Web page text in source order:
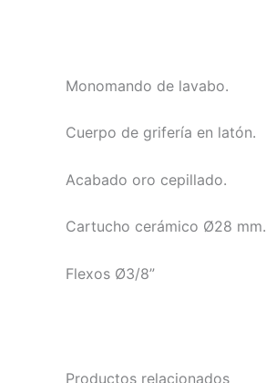
Monomando de lavabo.
Cuerpo de grifería en latón.
Acabado oro cepillado.
Cartucho cerámico Ø28 mm.
Flexos Ø3/8”
Productos relacionados